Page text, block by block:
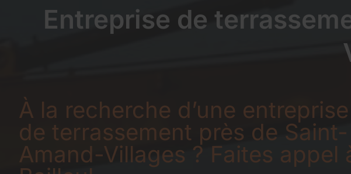
Entreprise de
À la recherche d’une entreprise
de terrassement près de Saint-
Amand-Villages ? Faites appel